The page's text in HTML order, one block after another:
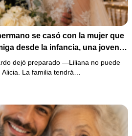
se casó con la mujer que
desde la infancia, una joven
toda su vida. Tras su
un sobre y me confesó la
él la eligió a ella por encima
dejó preparado —Liliana no puede
La familia tendrá…